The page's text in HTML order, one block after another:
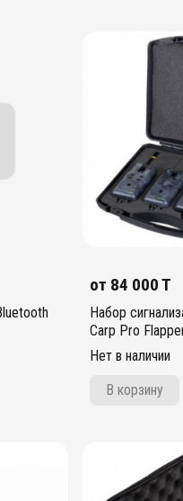
от 84 000 T
Набор
Carp Pro
Camo
Нет в наличии
В корзину